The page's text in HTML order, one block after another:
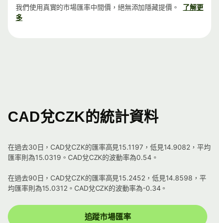
我們使用真實的市場匯率中間價，絕無添加隱藏提價。
了解更
多
CAD兌CZK的統計資料
在過去30日，CAD兌CZK的匯率高見15.1197，低見14.9082，平均
匯率則為15.0319。CAD兌CZK的波動率為0.54。
在過去90日，CAD兌CZK的匯率高見15.2452，低見14.8598，平
均匯率則為15.0312。CAD兌CZK的波動率為-0.34。
追蹤市場匯率